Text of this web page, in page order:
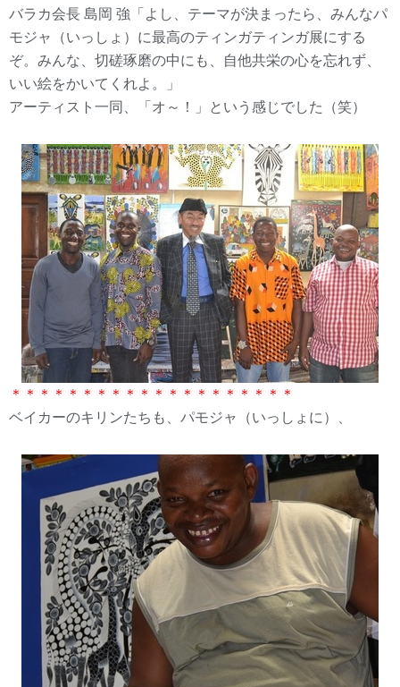
バラカ会長 島岡 強「よし、テーマが決まったら、みんなパ
モジャ（いっしょ）に最高のティンガティンガ展にする
ぞ。みんな、切磋琢磨の中にも、自他共栄の心を忘れず、
いい絵をかいてくれよ。」
アーティスト一同、「オ～！」という感じでした（笑）
＊＊＊＊＊＊＊＊＊＊＊＊＊＊＊＊＊＊＊＊
ベイカーのキリンたちも、パモジャ（いっしょに）、